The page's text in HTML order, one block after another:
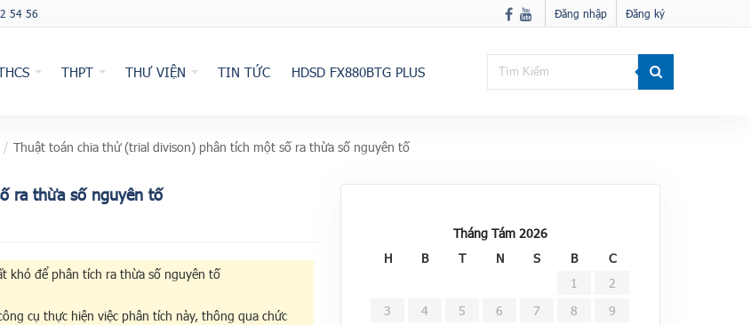
54 56 Đăng nhập Đăng ký
THPT THƯ VIỆN TIN TỨC HDSD FX880BTG PLUS
/ Thuật toán chia thử (trial divison) phân tích một số ra thừa số nguyên tố
ra thừa số nguyên tố
khó để phân tích ra thừa số nguyên tố
cụ thực hiện việc phân tích này, thông qua chức
Tháng Tám 2026
H
B T N S B
C
1
2
3
4 5 6 7 8
9